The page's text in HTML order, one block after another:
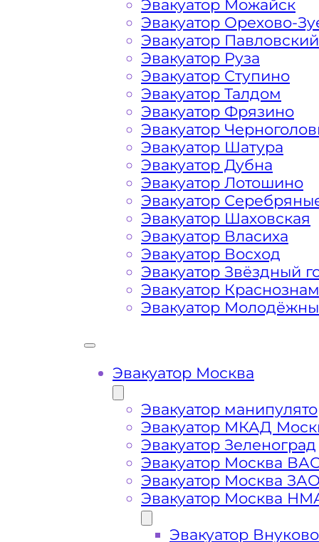
каждом конкретном случае
готова порадовать доступными
автомобилистов и Гостей Столицы.
На стоимость эвакуации
Габариты, вес и тип
Заказанный эвакуатор
платформой
Маршрут от места вызова
метро Лухмановская
Затрудняющие факторы –
Сложная эвакуация при аварии,
Буксировка автомобиля из
Эвакуатор Можайск
Эвакуатор Орехово-
Эвакуатор
Эвакуатор Руза
Эвакуатор Ступино
Эвакуатор Талдом
Эвакуатор Фрязино
Эвакуатор
Эвакуатор Шатура
Эвакуатор Дубна
Эвакуатор Лотошино
Эвакуатор
Эвакуатор Шаховская
Эвакуатор Власиха
Эвакуатор Восход
Эвакуатор Звёздный
Эвакуатор
Эвакуатор
Эвакуатор Москва
Эвакуатор
Эвакуатор МКАД
Эвакуатор Зеленоград
Эвакуатор Москва
Эвакуатор Москва
Эвакуатор Москва
Эвакуатор Внуково